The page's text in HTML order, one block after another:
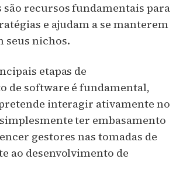
são recursos fundamentais para
e ajudam a se manterem
seus nichos.
etapas de
de software é fundamental,
interagir ativamente no
ter embasamento
gestores nas tomadas de
ao desenvolvimento de